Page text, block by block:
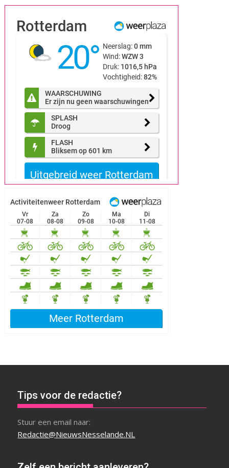
Tips voor de redactie?
Stuur een email naar:
Redactie@NieuwsNesselande.NL